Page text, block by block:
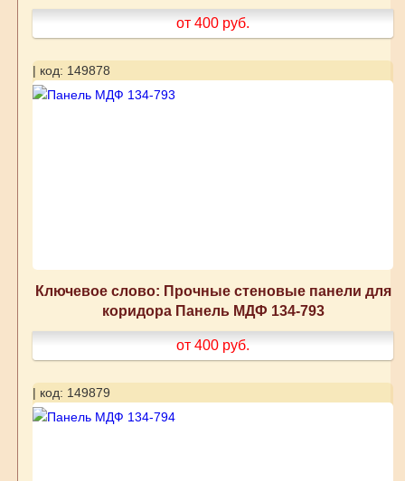
от 400 руб.
| код: 149878
Ключевое слово: Прочные стеновые панели для
коридора Панель МДФ 134-793
от 400 руб.
| код: 149879